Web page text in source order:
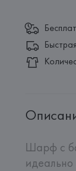
Шарф с